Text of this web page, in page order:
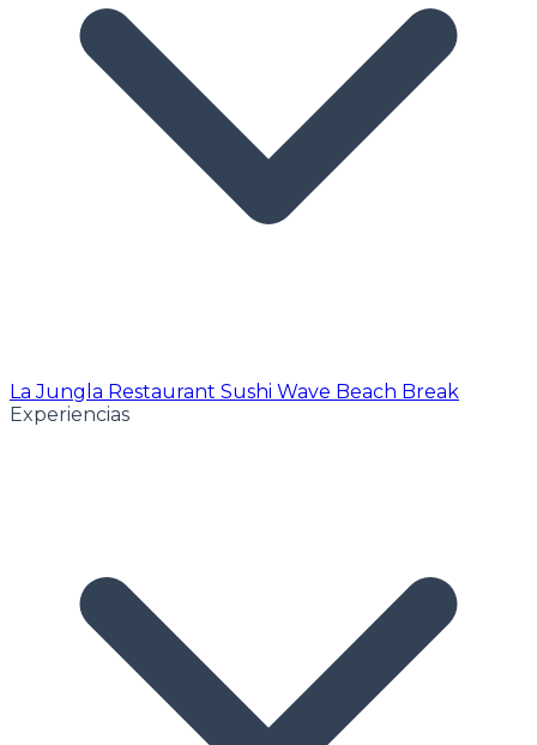
La Jungla Restaurant Sushi Wave Beach Break
Experiencias